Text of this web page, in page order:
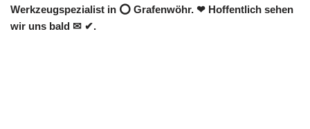
Werkzeugspezialist in ⭕ Grafenwöhr. ❤ Hoffentlich sehen
wir uns bald ✉ ✔.